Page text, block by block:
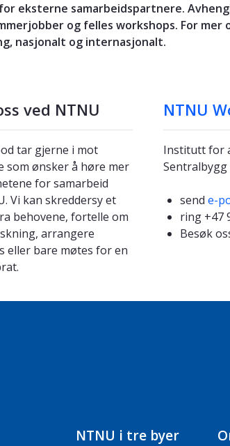
eksterne samarbeidspartnere.
og felles workshops. For mer
nasjonalt og internasjonalt.
ved NTNU
tar gjerne i mot
som ønsker å høre mer
for samarbeid
Vi kan skreddersy et
behovene, fortelle om
arrangere
eller bare møtes for en
NTNU
Institutt for
Sentralbygg
send e-
ring +47
Besøk
NTNU i tre byer